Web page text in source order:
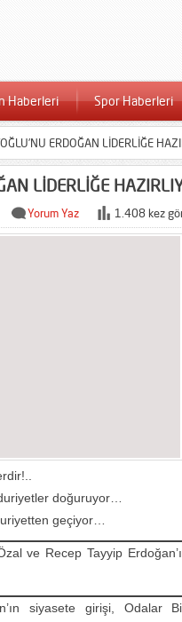
Haberleri Spor Haberleri
ERDOĞAN LİDERLİĞE
LİDERLİĞE
Yorum Yaz 1.408 kez
doğuruyor…
geçiyor…
ve Recep Tayyip
siyasete girişi, Odalar